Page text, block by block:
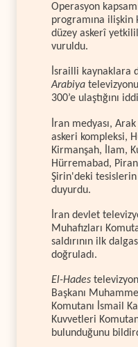
Operasyon
programına ilişkin
düzey askerî
vuruldu.
İsrailli kaynaklara
Arabiya
300’e ulaştığını
İran medyası,
askeri kompleksi,
Kirmanşah, İlam,
Hürremabad,
Şirin'deki tesislerin
duyurdu.
İran devlet
Muhafızları
saldırının ilk
doğruladı.
El-Hades
Başkanı
Komutanı İsmail
Kuvvetleri
bulunduğunu